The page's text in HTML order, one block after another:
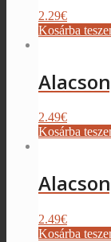
2.29€
Kosárba
2.49€
Kosárba
2.49€
Kosárba